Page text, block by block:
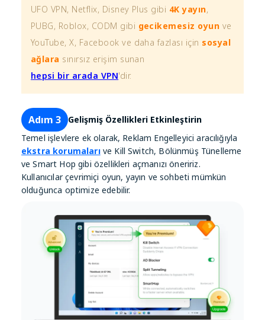
UFO VPN, Netflix, Disney Plus gibi 4K yayın,
PUBG, Roblox, CODM gibi gecikemesiz oyun ve
YouTube, X, Facebook ve daha fazlası için sosyal
ağlara sınırsız erişim sunan
hepsi bir arada VPN'dir.
Adım 3
Gelişmiş Özellikleri Etkinleştirin
Temel işlevlere ek olarak, Reklam Engelleyici aracılığıyla
ekstra korumalarıve Kill Switch, Bölünmüş Tünelleme
ve Smart Hop gibi özellikleri açmanızı öneririz.
Kullanıcılar çevrimiçi oyun, yayın ve sohbeti mümkün
olduğunca optimize edebilir.